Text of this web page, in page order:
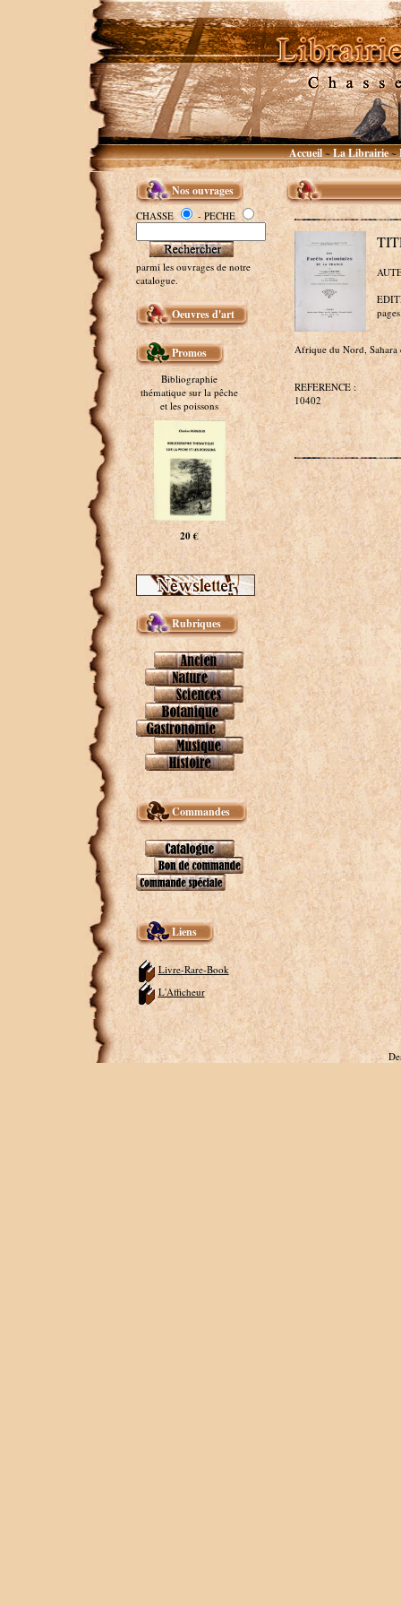
Accueil~La Librairie~
Nos ouvrages
CHASSE - PECHE
parmi les ouvrages de notre
catalogue.
Oeuvres d'art
Promos
Bibliographie
thématique sur la pêche
et les poissons
20 €
Rubriques
Commandes
Liens
Livre-Rare-Book
L'Afficheur
Afrique du Nord, Sahara
REFERENCE :
10402